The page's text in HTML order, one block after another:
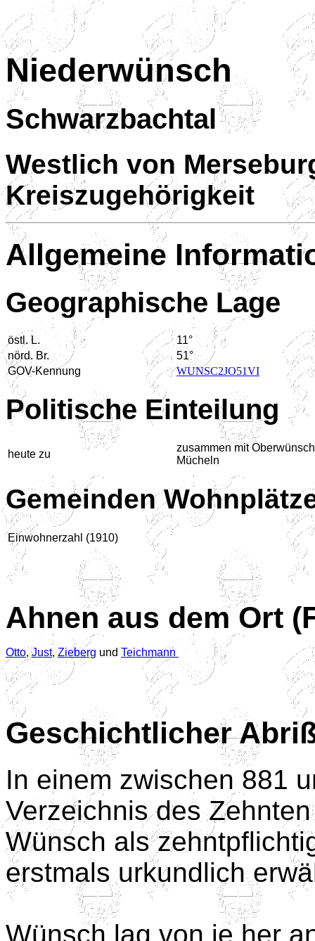
Niederwünsch
Schwarzbachtal
Westlich von
Kreiszugehörigkeit
Allgemeine
Geographische Lage
östl. L.
11°
nörd. Br.
51°
GOV-Kennung
WUNSC2JO51VI
Politische Einteilung
heute zu
zusammen mit
Mücheln
Gemeinden
Einwohnerzahl (1910)
Ahnen aus dem Ort
Otto,Just,Zieberg und Teichmann
Geschichtlicher
In einem zwischen 881
Verzeichnis des
Wünsch als
erstmals urkundlich
Wünsch lag von je her